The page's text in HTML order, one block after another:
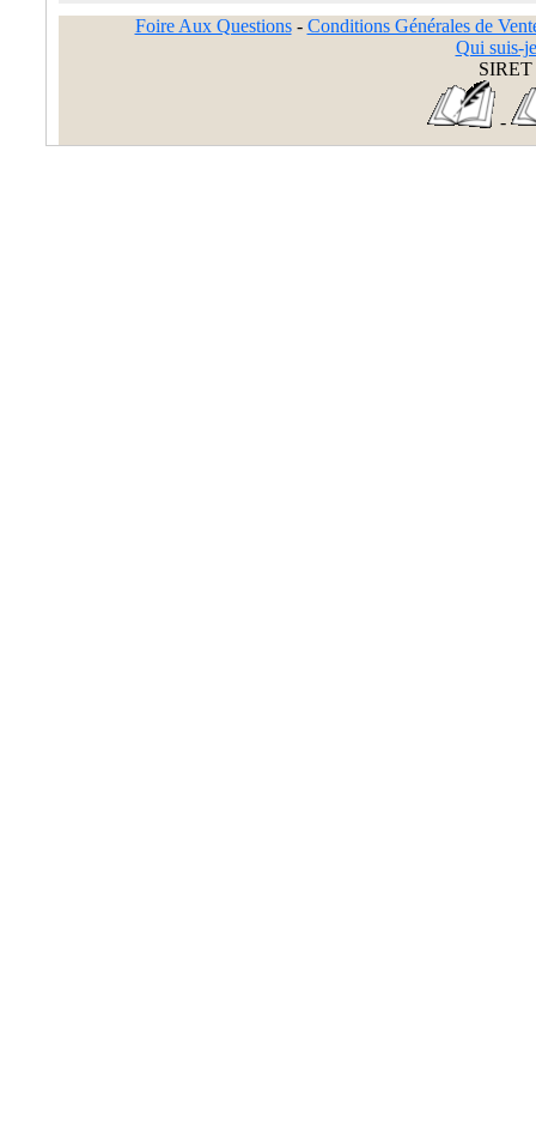
Foire Aux Questions- Conditions Générales de
Qui suis-
SIRET
-